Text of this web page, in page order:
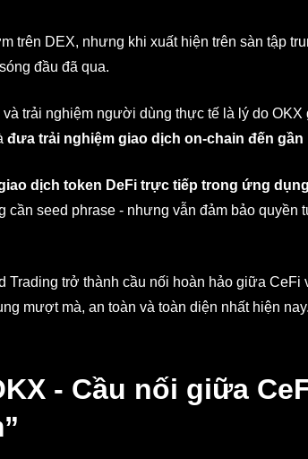
trên DEX, nhưng khi xuất hiện trên sàn tập
đầu đã qua.
trải nghiệm người dùng thực tế là lý do OKX
đưa trải nghiệm giao dịch on-chain đến
dịch token DeFi trực tiếp trong ứng dụng
cần seed phrase - nhưng vẫn đảm bảo quyền
trở thành cầu nối hoàn hảo giữa CeFi
mượt mà, an toàn và toàn diện nhất hiện nay.
- Cầu nối giữa